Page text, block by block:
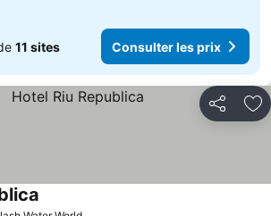
11 sites Consulter les prix
Partager